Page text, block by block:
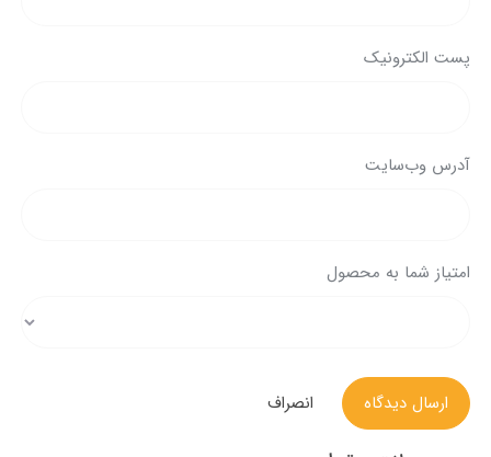
پست الکترونیک
آدرس وب‌سایت
امتیاز شما به محصول
ارسال دیدگاه انصراف